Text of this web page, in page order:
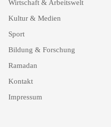
Wirtschaft & Arbeitswelt
Kultur & Medien
Sport
Bildung & Forschung
Ramadan
Kontakt
Impressum